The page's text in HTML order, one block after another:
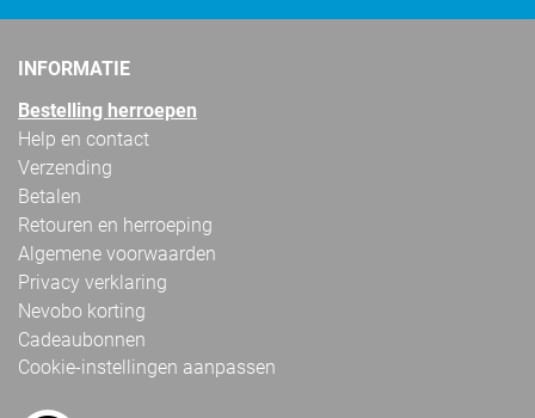
INFORMATIE
Bestelling herroepen
Help en contact
Verzending
Betalen
Retouren en herroeping
Algemene voorwaarden
Privacy verklaring
Nevobo korting
Cadeaubonnen
Cookie-instellingen aanpassen